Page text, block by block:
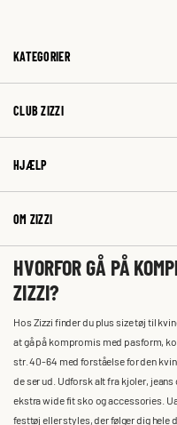
KATEGORIER
CLUB ZIZZI
HJÆLP
OM ZIZZI
HVORFOR GÅ PÅ
ZIZZI?
Hos Zizzi finder du plus size tøj til
at gå på kompromis med pasform,
str. 40-64 med forståelse for den
de ser ud. Udforsk alt fra kjoler,
ekstra wide fit sko og accessories.
festtøj eller styles, der følger dig hele